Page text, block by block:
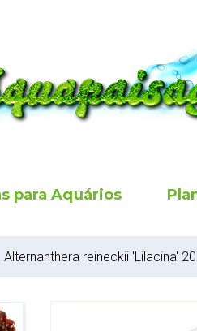
para Aquários
Alternanthera reineckii 'Lilacina'